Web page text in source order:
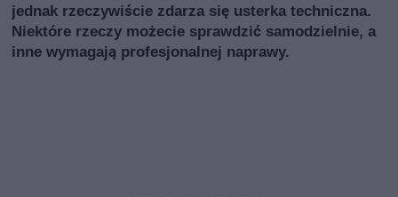
jednak rzeczywiście zdarza się usterka techniczna.
Niektóre rzeczy możecie sprawdzić samodzielnie, a
inne wymagają profesjonalnej naprawy.